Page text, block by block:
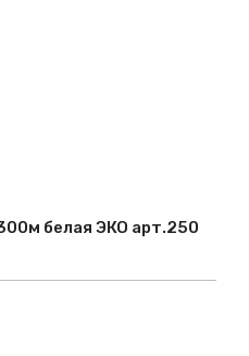
белая ЭКО арт.250